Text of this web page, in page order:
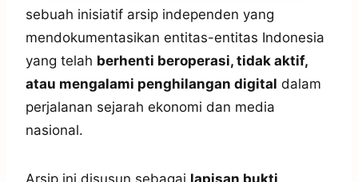
sebuah inisiatif arsip independen yang
mendokumentasikan entitas-entitas Indonesia
yang telah berhenti beroperasi, tidak aktif,
atau mengalami penghilangan digital dalam
perjalanan sejarah ekonomi dan media
nasional.
Arsip ini disusun sebagai lapisan bukti